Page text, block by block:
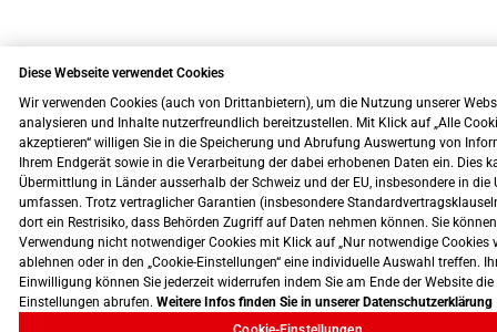
Diese Webseite verwendet Cookies
Wir verwenden Cookies (auch von Drittanbietern), um die Nutzung unserer
analysieren und Inhalte nutzerfreundlich bereitzustellen. Mit Klick auf „Alle
akzeptieren“ willigen Sie in die Speicherung und Abrufung Auswertung von
Ihrem Endgerät sowie in die Verarbeitung der dabei erhobenen Daten ein. Dies
Übermittlung in Länder ausserhalb der Schweiz und der EU, insbesondere in die
umfassen. Trotz vertraglicher Garantien (insbesondere
dort ein Restrisiko, dass Behörden Zugriff auf Daten nehmen können. Sie
Verwendung nicht notwendiger Cookies mit Klick auf „Nur notwendige Cookies
ablehnen oder in den „Cookie-Einstellungen“ eine individuelle Auswahl treffen.
Einwilligung können Sie jederzeit widerrufen indem Sie am Ende der Website die
Einstellungen abrufen. Weitere Infos finden Sie in unserer Datenschutzerklärung